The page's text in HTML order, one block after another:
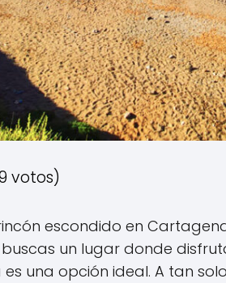
votos)
escondido en
un lugar donde
una opción ideal. A tan